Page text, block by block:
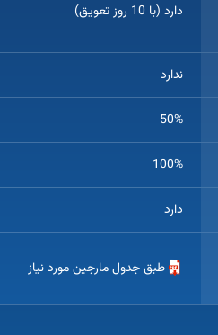
دارد (با 10 روز تعویق)
ندارد
50%
100%
دارد
طبق جدول مارجین مورد نیاز